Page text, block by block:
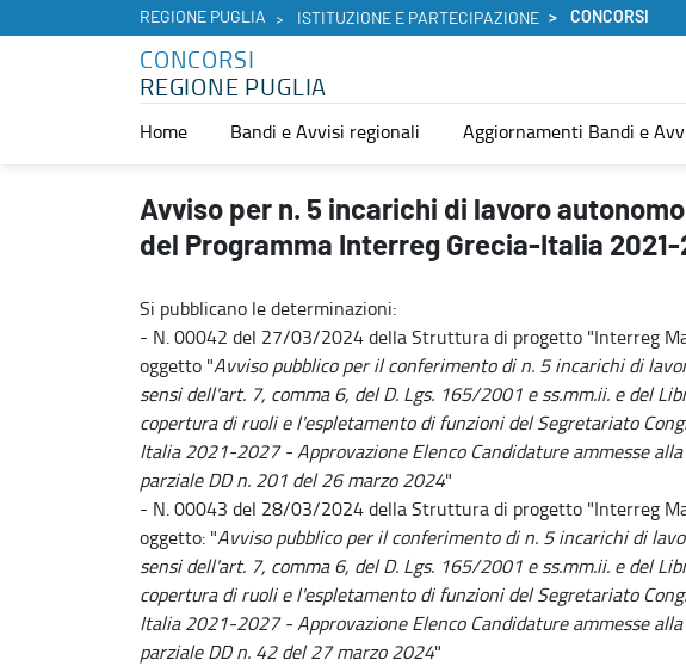
REGIONE PUGLIA ISTITUZIONE E PARTECIPAZIONE CONCORSI
CONCORSI
REGIONE PUGLIA
Home Bandi e Avvisi regionali Aggiornamenti Bandi e
Avviso per n. 5 incarichi di lavoro autonomo Segretariato Congiunto del
Avviso per n. 5 incarichi di lavoro
del Programma Interreg Grecia-Italia
Si pubblicano le determinazioni:
- N. 00042 del 27/03/2024 della Struttura di progetto "Interreg
oggetto "Avviso pubblico per il conferimento di n. 5 incarichi di
sensi dell'art. 7, comma 6, del D. Lgs. 165/2001 e ss.mm.ii. e del
copertura di ruoli e l'espletamento di funzioni del Segretariato
Italia 2021-2027 - Approvazione Elenco Candidature ammesse
parziale DD n. 201 del 26 marzo 2024"
- N. 00043 del 28/03/2024 della Struttura di progetto "Interreg
oggetto: "Avviso pubblico per il conferimento di n. 5 incarichi di
sensi dell'art. 7, comma 6, del D. Lgs. 165/2001 e ss.mm.ii. e del
copertura di ruoli e l'espletamento di funzioni del Segretariato
Italia 2021-2027 - Approvazione Elenco Candidature ammesse
parziale DD n. 42 del 27 marzo 2024"